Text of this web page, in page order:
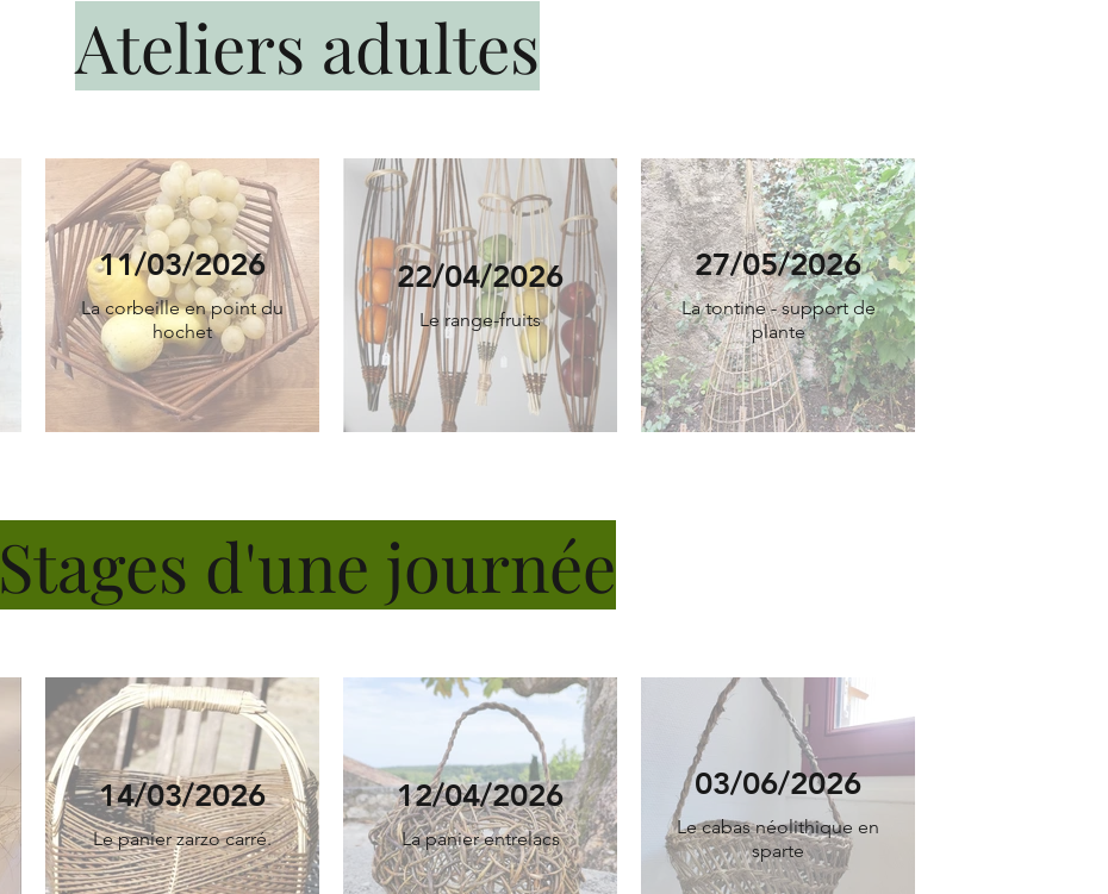
Ateliers adultes
11/03/2026
La corbeille en point du
hochet
22/04/2026
Le range-fruits
27/05/2026
La tontine - support de
plante
Stages d'une journée
14/03/2026
Le panier zarzo carré.
12/04/2026
La panier entrelacs
03/06/2026
Le cabas néolithique en
sparte